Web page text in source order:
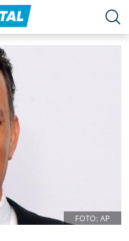
FOTO: AP